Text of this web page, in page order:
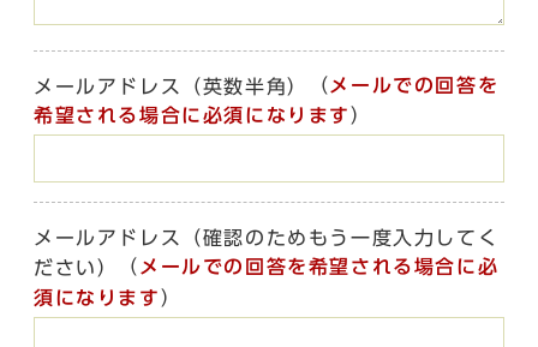
メールアドレス（英数半角） （ メールでの回答を
希望される場合に必須になります ）
メールアドレス（確認のためもう一度入力してく
ださい）
（ メールでの回答を希望される場合に必
須になります ）